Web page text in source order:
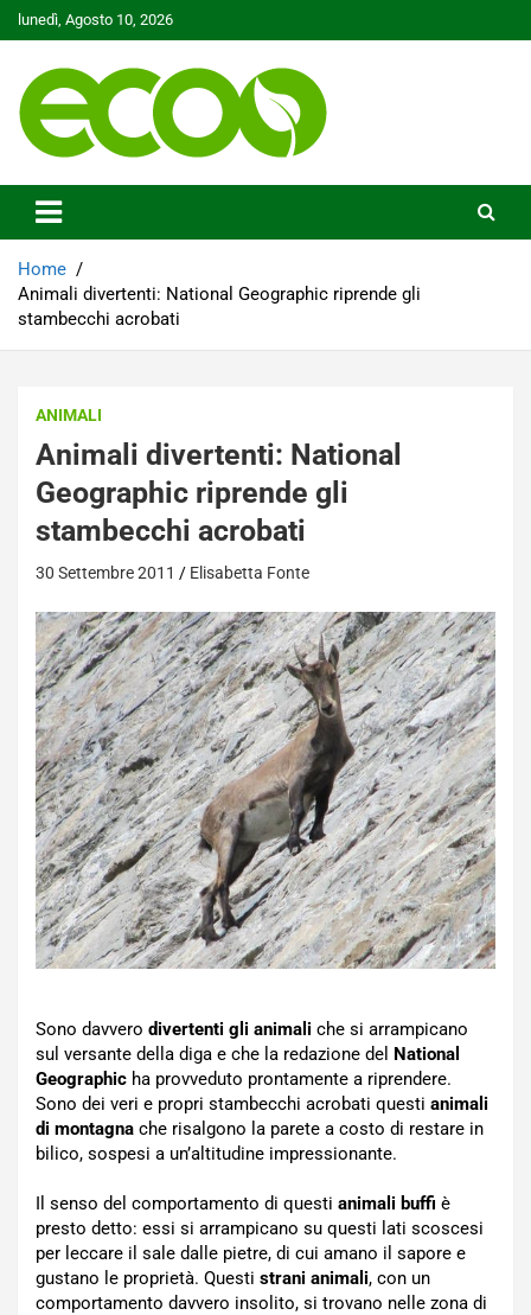
Skip
to
lunedì, Agosto 10, 2026
Ecoo.it
Home
Animali divertenti: National Geographic riprende gli
stambecchi acrobati
ANIMALI
Animali divertenti: National
Geographic riprende gli
stambecchi acrobati
30 Settembre 2011 Elisabetta Fonte
Sono davvero divertenti gli animali che si arrampicano
sul versante della diga e che la redazione del National
Geographic ha provveduto prontamente a riprendere.
Sono dei veri e propri stambecchi acrobati questi animali
di montagna che risalgono la parete a costo di restare in
bilico, sospesi a un’altitudine impressionante.
Il senso del comportamento di questi animali buffi è
presto detto: essi si arrampicano su questi lati scoscesi
per leccare il sale dalle pietre, di cui amano il sapore e
gustano le proprietà. Questi strani animali, con un
comportamento davvero insolito, si trovano nelle zona di